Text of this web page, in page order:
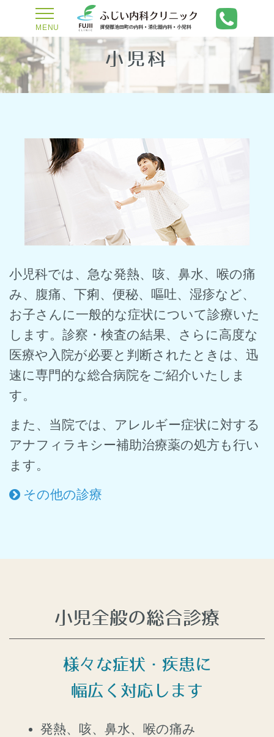
toggle
navigation
MENU
小児科
小児科では、急な発熱、咳、鼻水、喉の痛
み、腹痛、下痢、便秘、嘔吐、湿疹など、
お子さんに一般的な症状について診療いた
します。診察・検査の結果、さらに高度な
医療や入院が必要と判断されたときは、迅
速に専門的な総合病院をご紹介いたしま
す。
また、当院では、アレルギー症状に対する
アナフィラキシー補助治療薬の処方も行い
ます。
その他の診療
小児全般の総合診療
様々な症状・疾患に
幅広く対応します
発熱、咳、鼻水、喉の痛み